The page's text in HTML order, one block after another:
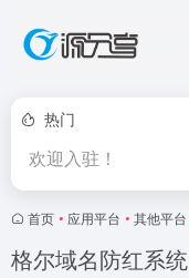
热门
欢迎入驻！
首页 • 应用平台 • 其他平台
格尔域名防红系统